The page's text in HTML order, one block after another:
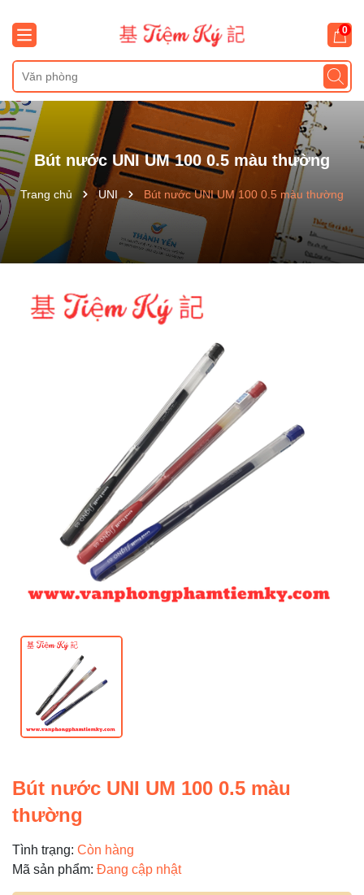
0
Bút nước UNI UM 100 0.5 màu thường
Trang chủ UNI Bút nước UNI UM 100 0.5 màu thường
Bút nước UNI UM 100 0.5 màu
thường
Tình trạng: Còn hàng
Mã sản phẩm: Đang cập nhật